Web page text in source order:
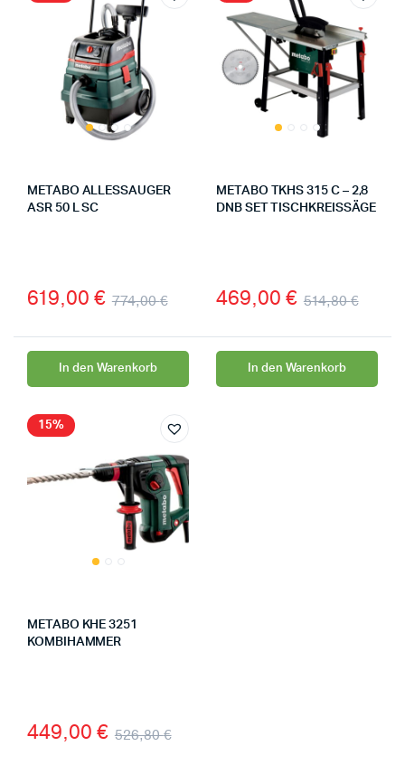
METABO ALLESSAUGER
ASR 50 L SC
774,00€
619,00 €
In den Warenkorb
METABO TKHS 315 C – 2,8
DNB SET TISCHKREISSÄGE
514,80€
469,00 €
In den Warenkorb
15%
METABO KHE 3251
KOMBIHAMMER
526,80€
449,00 €